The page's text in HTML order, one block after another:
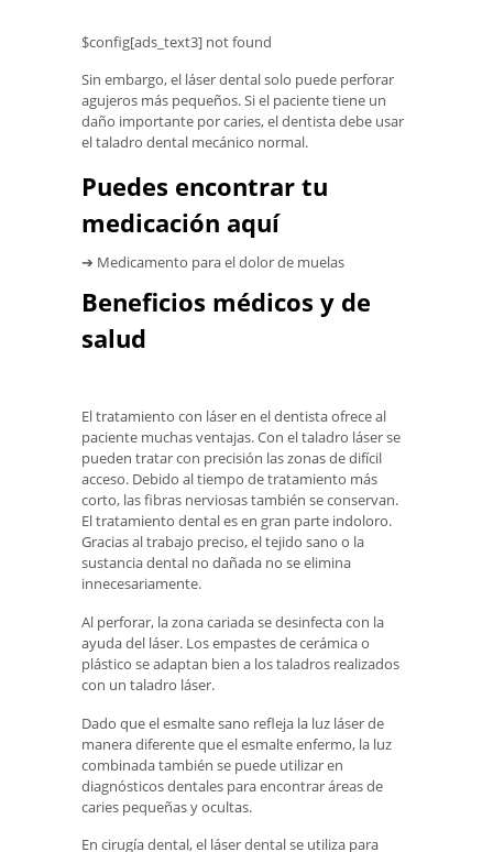
$config[ads_text3] not found
Sin embargo, el láser dental solo puede perforar
agujeros más pequeños. Si el paciente tiene un
daño importante por caries, el dentista debe usar
el taladro dental mecánico normal.
Puedes encontrar tu
medicación aquí
➔ Medicamento para el dolor de muelas
Beneficios médicos y de
salud
El tratamiento con láser en el dentista ofrece al
paciente muchas ventajas. Con el taladro láser se
pueden tratar con precisión las zonas de difícil
acceso. Debido al tiempo de tratamiento más
corto, las fibras nerviosas también se conservan.
El tratamiento dental es en gran parte indoloro.
Gracias al trabajo preciso, el tejido sano o la
sustancia dental no dañada no se elimina
innecesariamente.
Al perforar, la zona cariada se desinfecta con la
ayuda del láser. Los empastes de cerámica o
plástico se adaptan bien a los taladros realizados
con un taladro láser.
Dado que el esmalte sano refleja la luz láser de
manera diferente que el esmalte enfermo, la luz
combinada también se puede utilizar en
diagnósticos dentales para encontrar áreas de
caries pequeñas y ocultas.
En cirugía dental, el láser dental se utiliza para